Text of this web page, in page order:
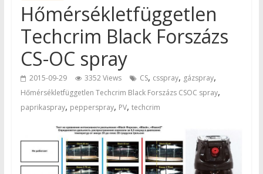
Hőmérsékletfüggetlen
Techcrim Black Forszázs
CS-OC spray
2015-09-29 3352 Views CS, csspray, gázspray,
Hőmérsékletfüggetlen Techcrim Black Forszázs CSOC spray,
paprikaspray, pepperspray, PV, techcrim